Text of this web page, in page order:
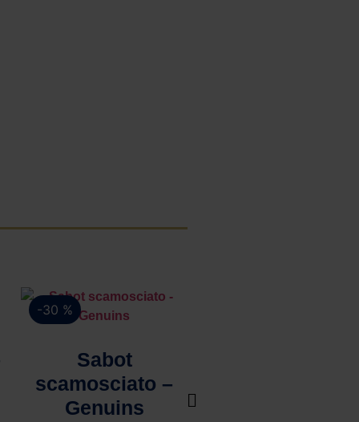
-30 %
Sabot
scamosciato –
Genuins